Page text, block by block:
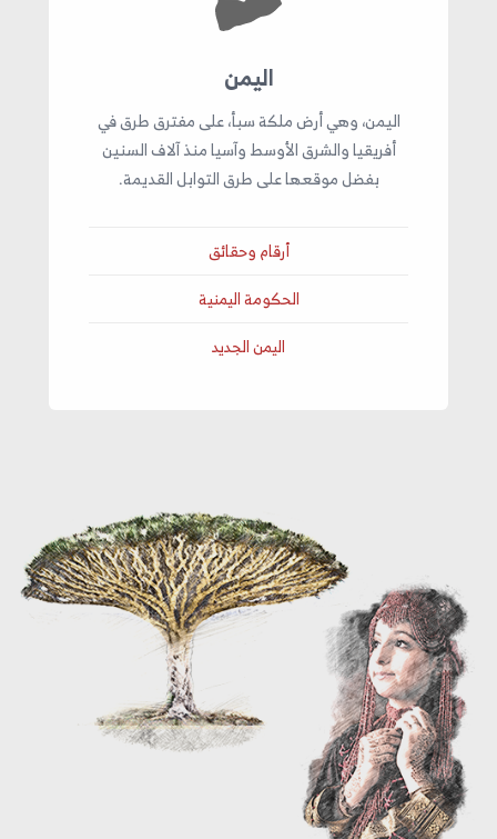
اليمن
اليمن، وهي أرض ملكة سبأ، على مفترق طرق في
أفريقيا والشرق الأوسط وآسيا منذ آلاف السنين
بفضل موقعها على طرق التوابل القديمة.
أرقام وحقائق
الحكومة اليمنية
اليمن الجديد